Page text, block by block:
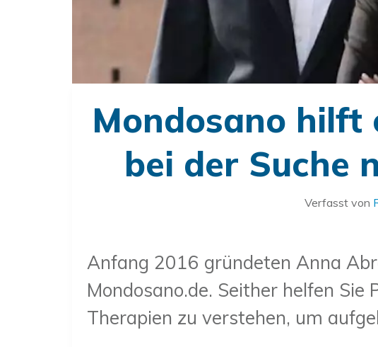
Mondosano hilft
bei der Suche
Verfasst von
Anfang 2016 gründeten Anna
Mondosano.de. Seither helfen
Therapien zu verstehen, um